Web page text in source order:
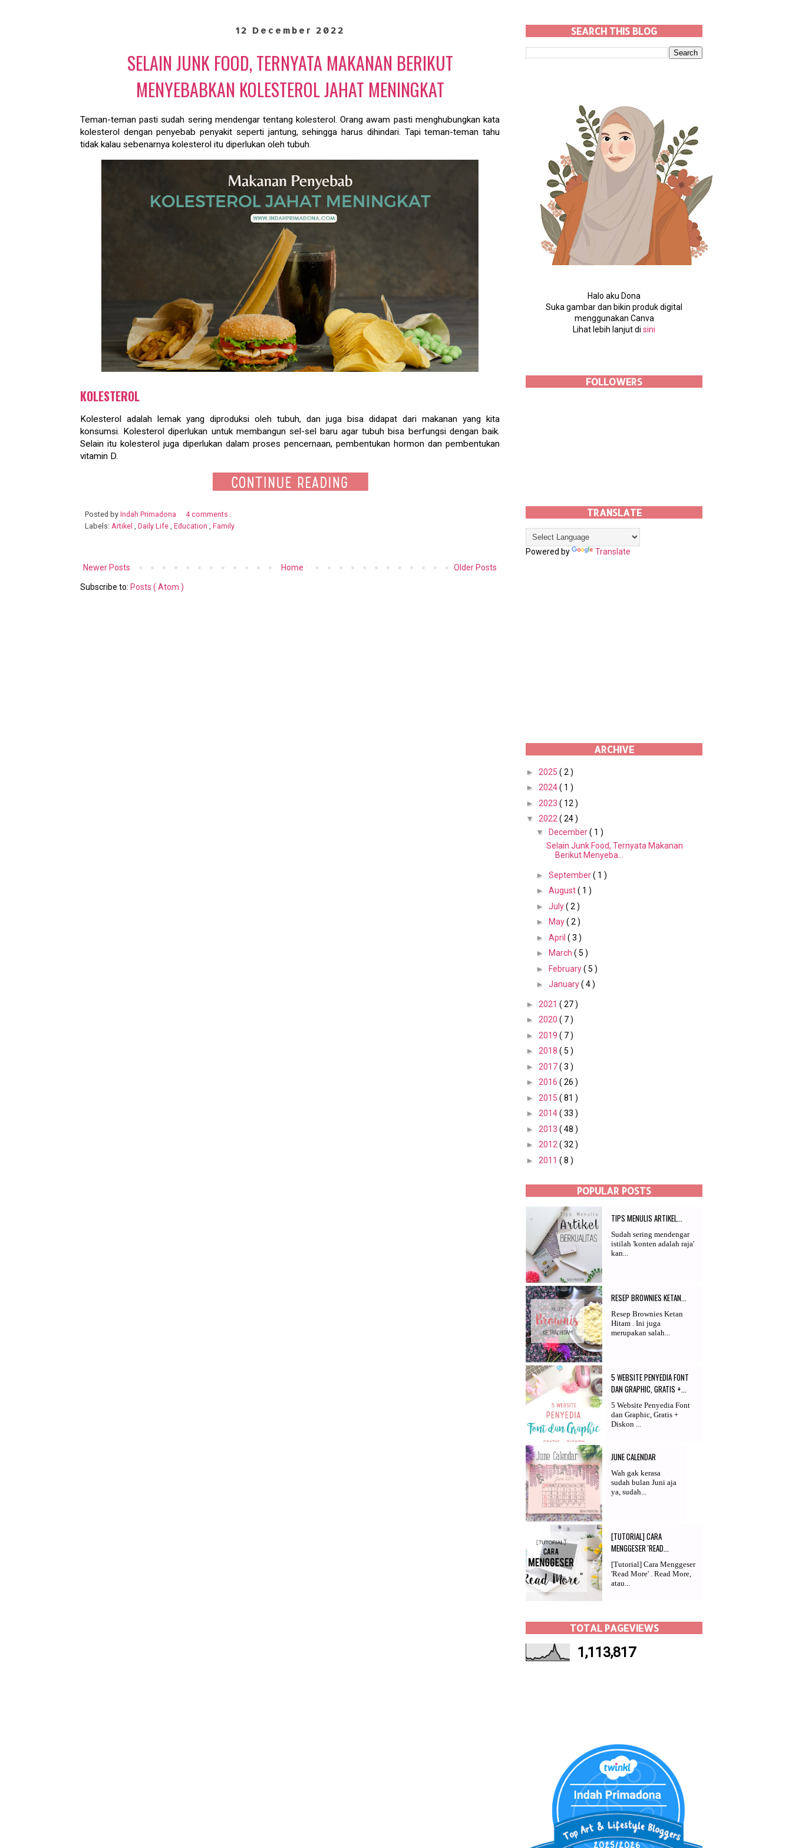
12 December 2022
SELAIN JUNK FOOD, TERNYATA MAKANAN BERIKUT
MENYEBABKAN KOLESTEROL JAHAT MENINGKAT
Teman-teman pasti sudah sering mendengar tentang kolesterol. Orang awam pasti menghubungkan kata
kolesterol dengan penyebab penyakit seperti jantung, sehingga harus dihindari. Tapi teman-teman tahu
tidak kalau sebenarnya kolesterol itu diperlukan oleh tubuh.
KOLESTEROL
Kolesterol adalah lemak yang diproduksi oleh tubuh, dan juga bisa didapat dari makanan yang kita
konsumsi. Kolesterol diperlukan untuk membangun sel-sel baru agar tubuh bisa berfungsi dengan baik.
Selain itu kolesterol juga diperlukan dalam proses pencernaan, pembentukan hormon dan pembentukan
vitamin D.
Posted by Indah Primadona
4 comments :
Labels: Artikel Daily Life Education Family
Newer Posts Older Posts
Home
Subscribe to: Posts ( Atom )
SEARCH THIS BLOG
Halo aku Dona
Suka gambar dan bikin produk digital
menggunakan Canva
Lihat lebih lanjut di sini
FOLLOWERS
TRANSLATE
Powered by Translate
ARCHIVE
► 2025 ( 2 )
► 2024( 1 )
► 2023 ( 12 )
▼ 2022 ( 24 )
▼
December( 1 )
Selain Junk Food, Ternyata Makanan
Berikut Menyeba...
► September( 1 )
► August( 1 )
► July( 2 )
►
May( 2 )
► April ( 3 )
►
March ( 5 )
►
February( 5 )
► January( 4 )
► 2021 ( 27 )
► 2020 ( 7 )
► 2019 ( 7 )
► 2018 ( 5 )
► 2017( 3 )
► 2016 ( 26 )
► 2015 ( 81 )
► 2014( 33 )
► 2013 ( 48 )
► 2012 ( 32 )
► 2011 ( 8 )
POPULAR POSTS
TIPS MENULIS ARTIKEL...
Sudah sering mendengar
istilah 'konten adalah raja'
kan...
RESEP BROWNIES KETAN...
Resep Brownies Ketan
Hitam . Ini juga
merupakan salah...
5 WEBSITE PENYEDIA FONT
DAN GRAPHIC, GRATIS +...
5 Website Penyedia Font
dan Graphic, Gratis +
Diskon ...
JUNE CALENDAR
Wah gak kerasa
sudah bulan Juni aja
ya, sudah...
[TUTORIAL] CARA
MENGGESER 'READ...
[Tutorial] Cara Menggeser
'Read More' . Read More,
atau...
TOTAL PAGEVIEWS
1,113,817